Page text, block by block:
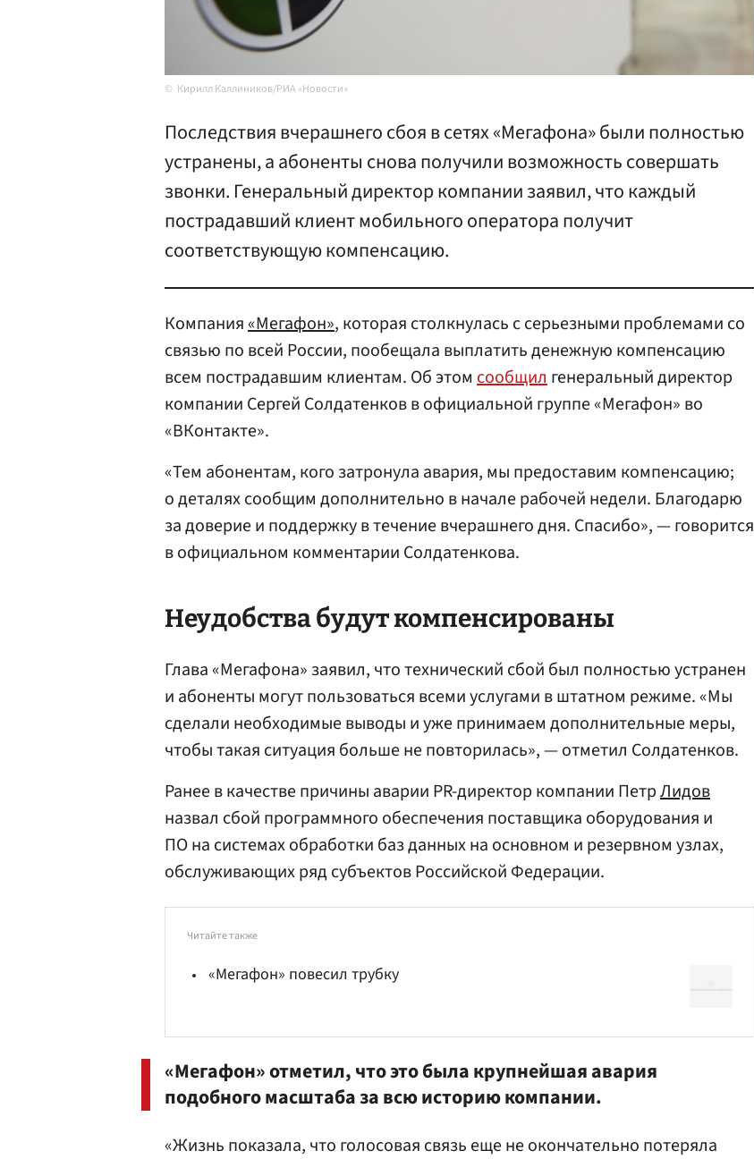
Кирилл Каллиников/РИА «Новости»
Последствия вчерашнего сбоя в сетях «Мегафона» были полностью
устранены, а абоненты снова получили возможность совершать
звонки. Генеральный директор компании заявил, что каждый
пострадавший клиент мобильного оператора получит
соответствующую компенсацию.
Компания«Мегафон», которая столкнулась с серьезными проблемами со
связью по всей России, пообещала выплатить денежную компенсацию
всем пострадавшим клиентам. Об этом сообщилгенеральный директор
компании Сергей Солдатенков в официальной группе «Мегафон» во
«ВКонтакте».
«Тем абонентам, кого затронула авария, мы предоставим компенсацию;
о деталях сообщим дополнительно в начале рабочей недели. Благодарю
за доверие и поддержку в течение вчерашнего дня. Спасибо», — говорится
в официальном комментарии Солдатенкова.
Неудобства будут компенсированы
Глава «Мегафона» заявил, что технический сбой был полностью устранен
и абоненты могут пользоваться всеми услугами в штатном режиме. «Мы
сделали необходимые выводы и уже принимаем дополнительные меры,
чтобы такая ситуация больше не повторилась», — отметил Солдатенков.
Ранее в качестве причины аварии PR-директор компании ПетрЛидов
назвал сбой программного обеспечения поставщика оборудования и
ПО на системах обработки баз данных на основном и резервном узлах,
обслуживающих ряд субъектов Российской Федерации.
Читайте также
«Мегафон» повесил трубку
«Мегафон» отметил, что это была крупнейшая авария
подобного масштаба за всю историю компании.
«Жизнь показала, что голосовая связь еще не окончательно потеряла